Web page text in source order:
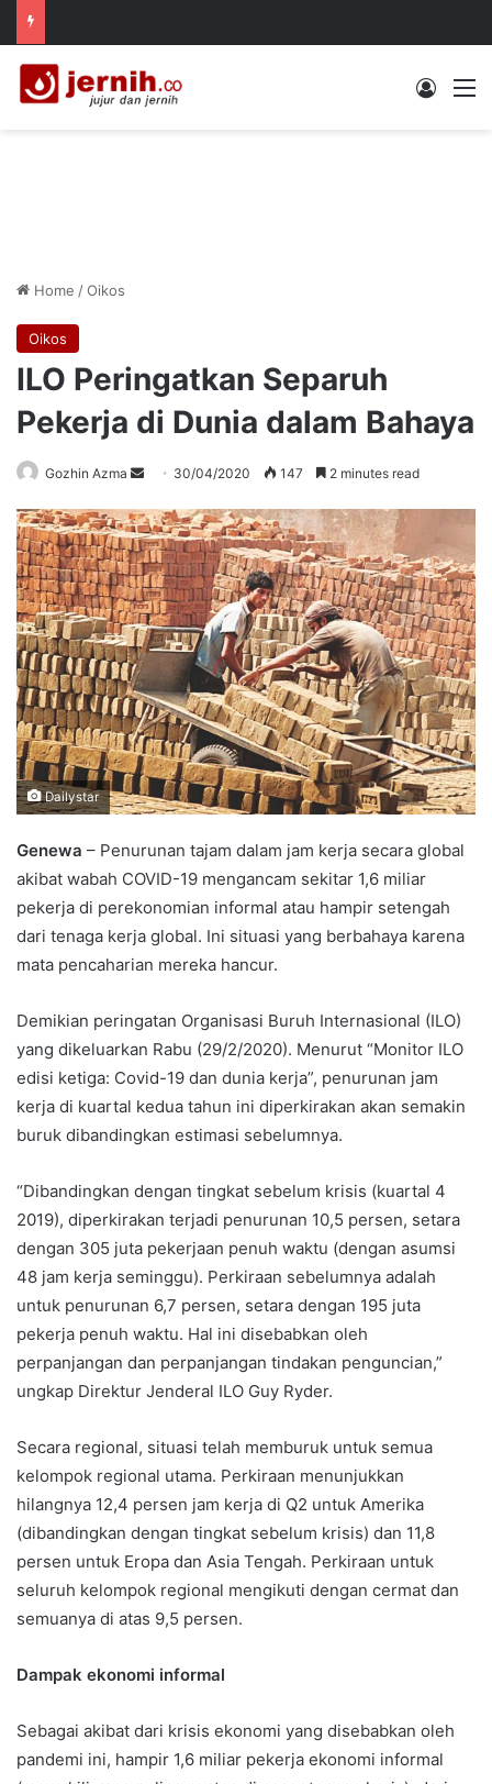
Log In
Home /Oikos
Oikos
ILO Peringatkan Separuh
Pekerja di Dunia dalam Bahaya
Gozhin Azma
Send
email
30/04/2020 147 2 minutes read
Dailystar
Genewa – Penurunan tajam dalam jam kerja secara global
akibat wabah COVID-19 mengancam sekitar 1,6 miliar
pekerja di perekonomian informal atau hampir setengah
dari tenaga kerja global. Ini situasi yang berbahaya karena
mata pencaharian mereka hancur.
Demikian peringatan Organisasi Buruh Internasional (ILO)
yang dikeluarkan Rabu (29/2/2020). Menurut “Monitor ILO
edisi ketiga: Covid-19 dan dunia kerja”, penurunan jam
kerja di kuartal kedua tahun ini diperkirakan akan semakin
buruk dibandingkan estimasi sebelumnya.
“Dibandingkan dengan tingkat sebelum krisis (kuartal 4
2019), diperkirakan terjadi penurunan 10,5 persen, setara
dengan 305 juta pekerjaan penuh waktu (dengan asumsi
48 jam kerja seminggu). Perkiraan sebelumnya adalah
untuk penurunan 6,7 persen, setara dengan 195 juta
pekerja penuh waktu. Hal ini disebabkan oleh
perpanjangan dan perpanjangan tindakan penguncian,”
ungkap Direktur Jenderal ILO Guy Ryder.
Secara regional, situasi telah memburuk untuk semua
kelompok regional utama. Perkiraan menunjukkan
hilangnya 12,4 persen jam kerja di Q2 untuk Amerika
(dibandingkan dengan tingkat sebelum krisis) dan 11,8
persen untuk Eropa dan Asia Tengah. Perkiraan untuk
seluruh kelompok regional mengikuti dengan cermat dan
semuanya di atas 9,5 persen.
Dampak ekonomi informal
Sebagai akibat dari krisis ekonomi yang disebabkan oleh
pandemi ini, hampir 1,6 miliar pekerja ekonomi informal